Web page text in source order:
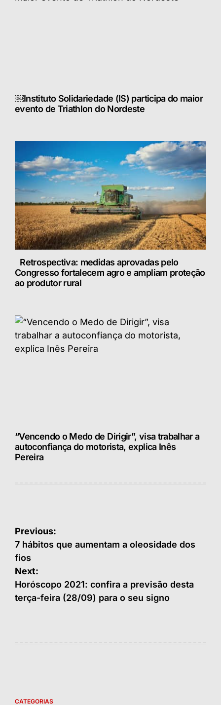
￼Instituto Solidariedade (IS) participa do maior
evento de Triathlon do Nordeste
Retrospectiva: medidas aprovadas pelo
Congresso fortalecem agro e ampliam proteção
ao produtor rural
“Vencendo o Medo de Dirigir”, visa trabalhar a
autoconfiança do motorista, explica Inês
Pereira
Navegação
de
Post
Previous:
7 hábitos que aumentam a oleosidade dos
fios
Next:
Horóscopo 2021: confira a previsão desta
terça-feira (28/09) para o seu signo
CATEGORIAS